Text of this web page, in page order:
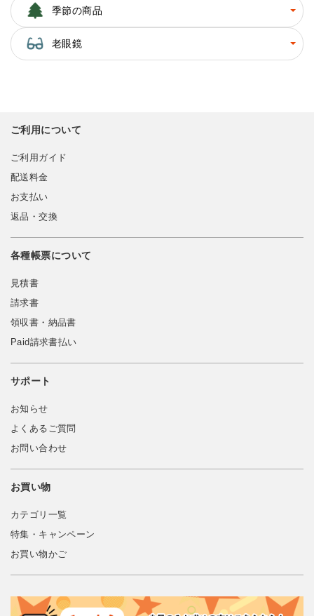
季節の商品
老眼鏡
ご利用について
ご利用ガイド
配送料金
お支払い
返品・交換
各種帳票について
見積書
請求書
領収書・納品書
Paid請求書払い
サポート
お知らせ
よくあるご質問
お問い合わせ
お買い物
カテゴリ一覧
特集・キャンペーン
お買い物かご